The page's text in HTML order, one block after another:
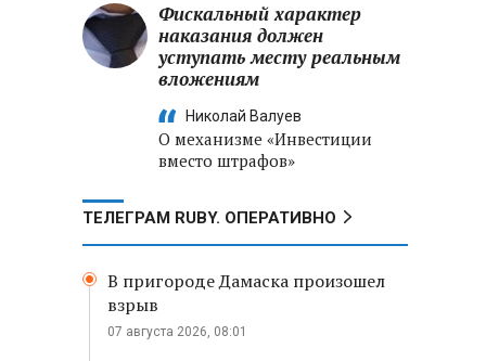
Фискальный характер
наказания должен
уступать месту реальным
вложениям
Николай Валуев
О механизме «Инвестиции
вместо штрафов»
ТЕЛЕГРАМ RUBY. ОПЕРАТИВНО
В пригороде Дамаска произошел
взрыв
07 августа 2026, 08:01